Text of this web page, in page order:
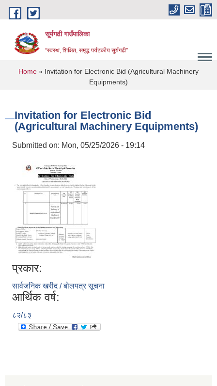
Skip to main content
सूर्यगढी गाउँपालिका
“स्वस्थ, शिक्षित, समृद्ध पर्यटकीय सूर्यगढी”
You are here
Home » Invitation for Electronic Bid (Agricultural Machinery
Equipments)
Invitation for Electronic Bid
(Agricultural Machinery Equipments)
Submitted on: Mon, 05/25/2026 - 19:14
प्रकार:
सार्वजनिक खरीद / बोलपत्र सूचना
आर्थिक वर्ष:
८२/८३